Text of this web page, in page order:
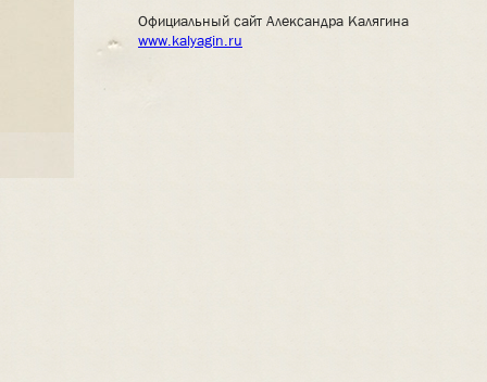
Официальный сайт Александра Калягина
www.kalyagin.ru